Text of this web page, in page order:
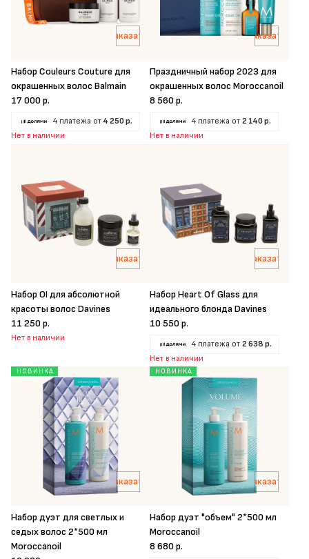
Заказать
Набор Couleurs Couture для
окрашенных волос Balmain
17 000 р.
4 платежа от4 250 р.
Нет в наличии
Заказать
Праздничный набор 2023 для
окрашенных волос Moroccanoil
8 560 р.
4 платежа от 2 140 р.
Нет в наличии
Заказать
Набор OI для абсолютной
красоты волос Davines
11 250 р.
Нет в наличии
Заказать
Набор Heart Of Glass для
идеального блонда Davines
10 550 р.
4 платежа от 2 638 р.
Нет в наличии
НОВИНКА
Заказать
Набор дуэт для светлых и
седых волос 2*500 мл
Moroccanoil
НОВИНКА
Заказать
Набор дуэт "объем" 2*500 мл
Moroccanoil
8 680 р.